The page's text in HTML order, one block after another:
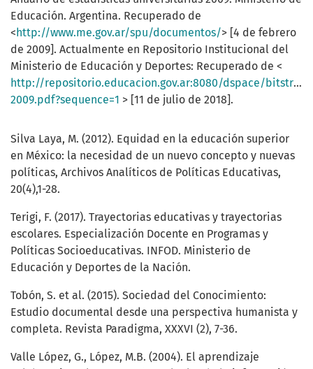
Educación. Argentina. Recuperado de
< http://www.me.gov.ar/spu/documentos/> [4 de febrero
de 2009]. Actualmente en Repositorio Institucional del
Ministerio de Educación y Deportes: Recuperado de <
http://repositorio.educacion.gov.ar:8080/dspace/
2009.pdf?sequence=1 > [11 de julio de 2018].
Silva Laya, M. (2012). Equidad en la educación superior
en México: la necesidad de un nuevo concepto y nuevas
políticas, Archivos Analíticos de Políticas Educativas,
20(4),1-28.
Terigi, F. (2017). Trayectorias educativas y trayectorias
escolares. Especialización Docente en Programas y
Políticas Socioeducativas. INFOD. Ministerio de
Educación y Deportes de la Nación.
Tobón, S. et al. (2015). Sociedad del Conocimiento:
Estudio documental desde una perspectiva humanista y
completa. Revista Paradigma, XXXVI (2), 7-36.
Valle López, G., López, M.B. (2004). El aprendizaje